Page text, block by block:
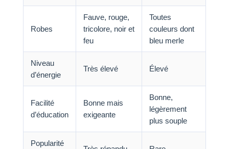
Robes
Fauve, rouge,
tricolore, noir et
feu
Toutes
couleurs dont
bleu merle
Niveau
d’énergie
Très élevé Élevé
Facilité
d’éducation
Bonne mais
exigeante
Bonne,
légèrement
plus souple
Popularité